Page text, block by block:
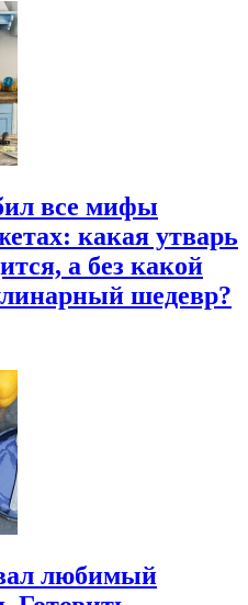
все мифы
какая утварь
а без какой
шедевр?
любимый